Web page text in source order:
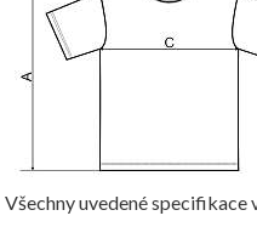
Všechny uvedené specifikace